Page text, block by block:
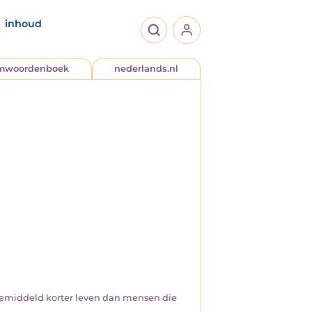
inhoud
nederlands.nl
korter leven dan mensen die